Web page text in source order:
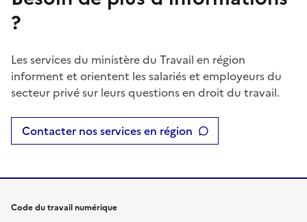
?
Les services du ministère du Travail en région
informent et orientent les salariés et employeurs du
secteur privé sur leurs questions en droit du travail.
Contacter nos services en région
Code du travail numérique